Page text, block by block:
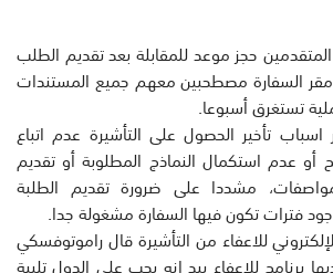
حجز موعد للمقابلة بعد تقديم الطلب
مقر السفارة مصطحبين معهم جميع المستندات
تستغرق أسبوعا.
تأخير الحصول على التأشيرة عدم اتباع
عدم استكمال النماذج المطلوبة أو تقديم
مشددا على ضرورة تقديم الطلبة
فترات تكون فيها السفارة مشغولة جدا.
للاعفاء من التأشيرة قال راموتوفسكي
برنامج للاعفاء بيد انه يجب على الدول تلبية